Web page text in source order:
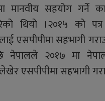
मानवीय सहयोग गर्ने
थियो ।२०१५ को
एसपीपीमा सहभागी
नेपालले २०१७ मा
एसपीपीमा सहभागी